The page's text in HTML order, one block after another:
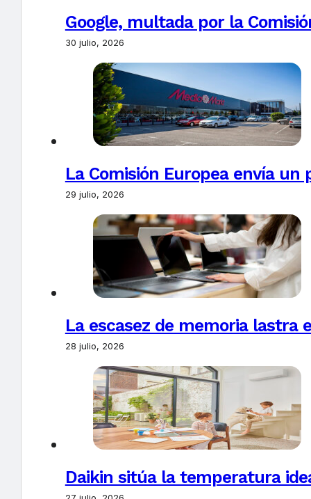
Google, multada por la
30 julio, 2026
La Comisión Europea envía un
29 julio, 2026
La escasez de memoria lastra
28 julio, 2026
Daikin sitúa la temperatura